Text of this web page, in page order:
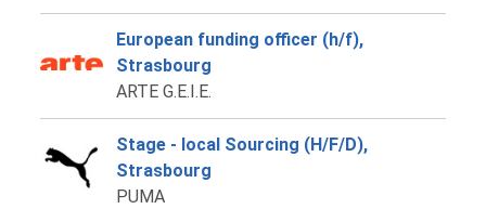
European funding officer (h/f),
Strasbourg
ARTE G.E.I.E.
Stage - local Sourcing (H/F/D),
Strasbourg
PUMA